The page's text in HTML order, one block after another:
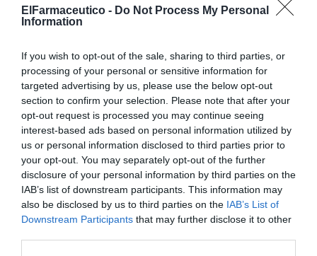
ElFarmaceutico - Do Not Process My Personal
Information
If you wish to opt-out of the sale, sharing to third parties, or
processing of your personal or sensitive information for
targeted advertising by us, please use the below opt-out
section to confirm your selection. Please note that after your
opt-out request is processed you may continue seeing
interest-based ads based on personal information utilized by
us or personal information disclosed to third parties prior to
your opt-out. You may separately opt-out of the further
disclosure of your personal information by third parties on the
IAB’s list of downstream participants. This information may
also be disclosed by us to third parties on the IAB’s List of
Downstream Participants that may further disclose it to other
trabajo autónomo (también Bolonia pura). Además,
tienen algo más que es muy de Bolonia, que son los
semestres (es decir cuatro años). Evidentemente,
semestres hay en todas las universidades, no es que sea
otro invento alemán. Quiero decir con esto de que es
muy Bolonia, que lo que se pretendía con el nuevo plan
era facilitar las convalidaciones y eliminar las barreras
burocráticas que ahora mismo sí que presenta la beca
Erasmus. Si un alumno se iba el primer semestre de
cuarto de carrera, le convalidarían el semestre completo
independientemente de lo que cursara en el extranjero,
porque se entendía que los programas eran similares.